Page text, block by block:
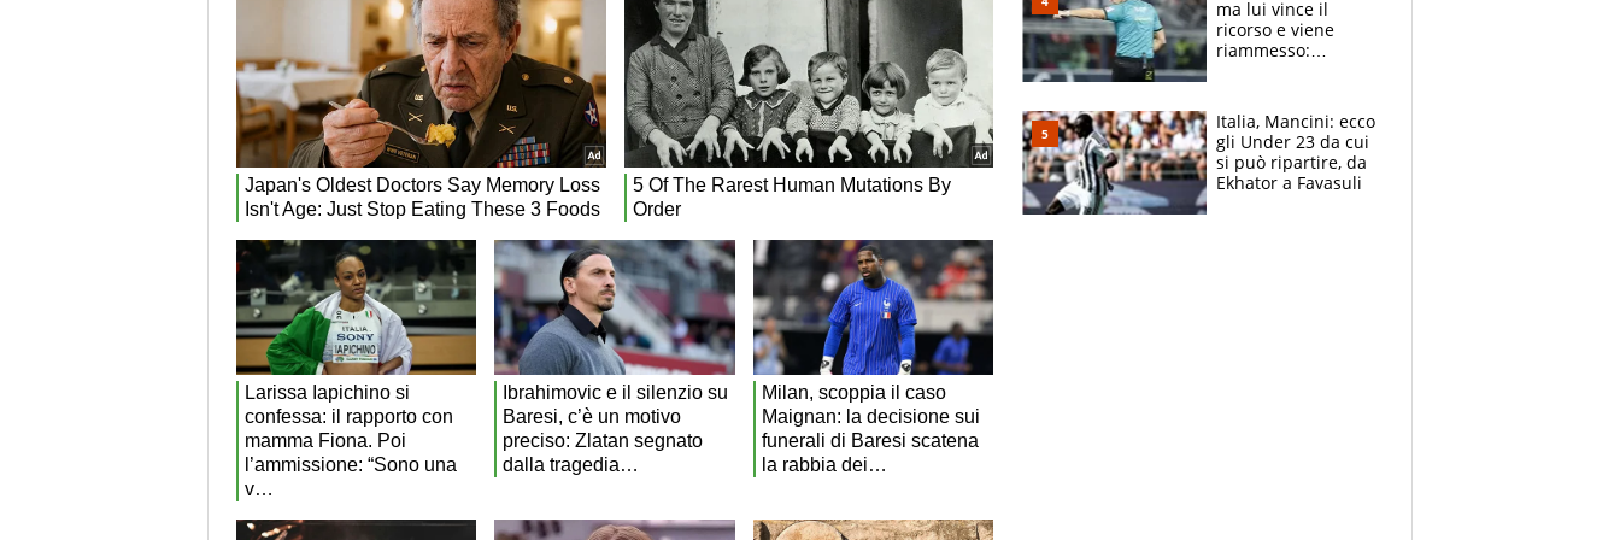
ma lui vince il
ricorso e viene
riammesso:
Italia, Mancini: ecco
gli Under 23 da cui
si può ripartire, da
Ekhator a Favasuli